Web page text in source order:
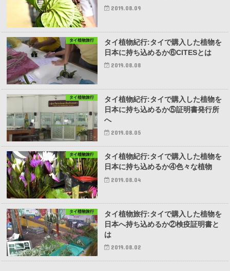
2019.08.09
タイ植物旅行
タイ植物紀行:タイで購入した植物を
日本に持ち込めるか⑥CITESとは
2019.08.08
タイ植物旅行
タイ植物紀行:タイで購入した植物を
日本に持ち込めるか⑤証明書発行所
へ
2019.08.05
タイ植物旅行
タイ植物紀行:タイで購入した植物を
日本に持ち込めるか④色々な植物
2019.08.04
タイ植物旅行
タイ植物旅行:タイで購入した植物を
日本へ持ち込めるか②検疫証明書と
は
2019.08.02